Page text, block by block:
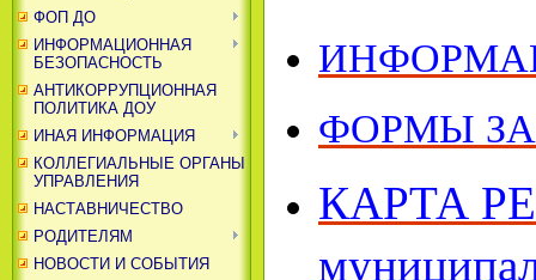
ФОП ДО
ИНФОРМАЦИОННАЯ
БЕЗОПАСНОСТЬ
АНТИКОРРУПЦИОННАЯ
ПОЛИТИКА ДОУ
ИНАЯ ИНФОРМАЦИЯ
КОЛЛЕГИАЛЬНЫЕ ОРГАНЫ
УПРАВЛЕНИЯ
НАСТАВНИЧЕСТВО
РОДИТЕЛЯМ
НОВОСТИ И СОБЫТИЯ
ФОРМЫ
КАРТА